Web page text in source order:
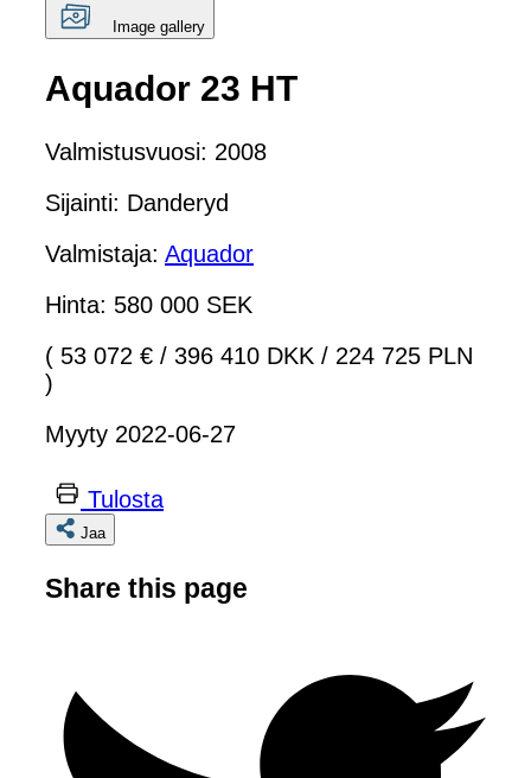
Image gallery
Aquador 23 HT
Valmistusvuosi: 2008
Sijainti: Danderyd
Valmistaja: Aquador
Hinta: 580 000 SEK
( 53 072 € / 396 410 DKK / 224 725 PLN
)
Myyty 2022-06-27
Tulosta
Jaa
Share this page